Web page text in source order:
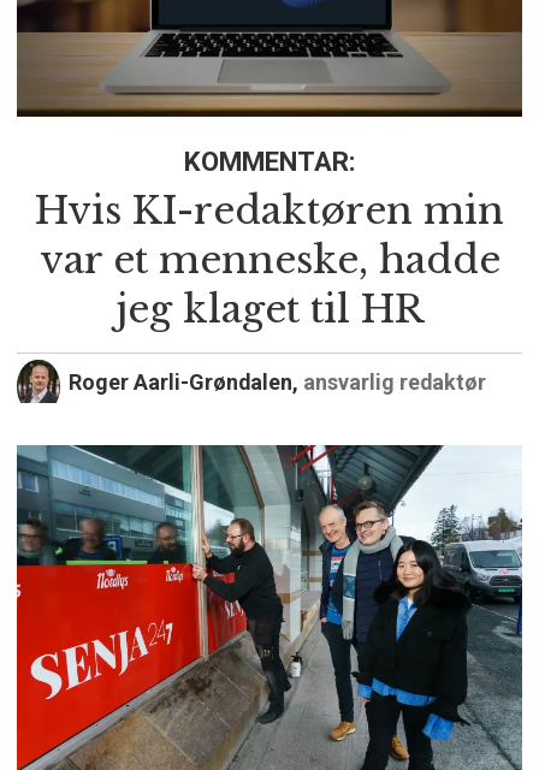
KOMMENTAR:
Hvis KI-redaktøren min
var et menneske, hadde
jeg klaget til HR
Roger Aarli-Grøndalen, ansvarlig redaktør